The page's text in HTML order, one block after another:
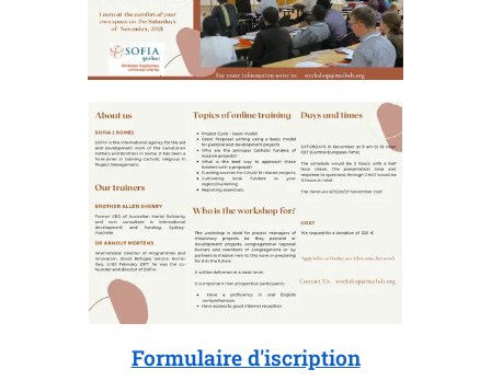
Formulaire d'iscription